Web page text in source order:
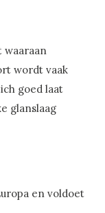
waaraan
wordt vaak
goed laat
glanslaag
en voldoet